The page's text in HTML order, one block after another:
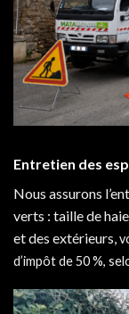
Entretien des
Nous assurons
verts : taille de
et des extérieurs,
d’impôt de 50 %,